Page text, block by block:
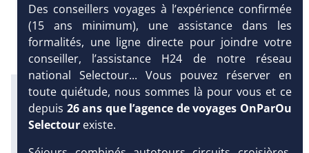
Infos météo :
29 °C
121 mm
28 °C
Infos plages :
Longueur:
Des conseillers voyages à l’expérience confirmée
(15 ans minimum), une assistance dans les
formalités, une ligne directe pour joindre votre
conseiller, l’assistance H24 de notre réseau
national Selectour... Vous pouvez réserver en
toute quiétude, nous sommes là pour vous et ce
depuis 26 ans que l’agence de voyages OnParOu
Selectour existe.